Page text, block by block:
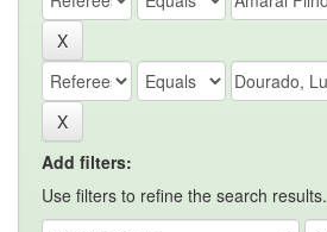
Add filters:
Use filters to refine the search results.